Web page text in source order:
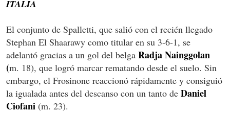
ITALIA
El conjunto de Spalletti, que salió con el recién llegado
Stephan El Shaarawy como titular en su 3-6-1, se
adelantó gracias a un gol del belga Radja Nainggolan
(m. 18), que logró marcar rematando desde el suelo. Sin
embargo, el Frosinone reaccionó rápidamente y consiguió
la igualada antes del descanso con un tanto de Daniel
Ciofani (m. 23).